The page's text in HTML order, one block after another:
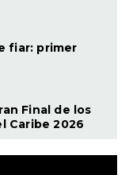
fiar: primer
Final de los
Caribe 2026